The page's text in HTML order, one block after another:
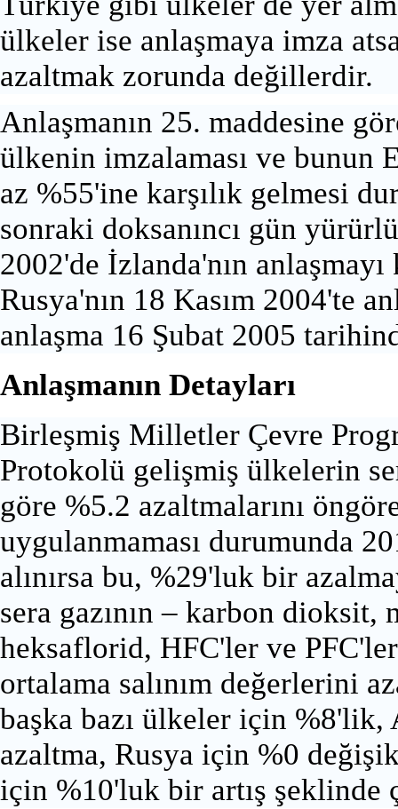
ülkeler ise anlaşmaya imza
azaltmak zorunda değillerdir.
Anlaşmanın 25. maddesine
ülkenin imzalaması ve bunun
az %55'ine karşılık gelmesi
sonraki doksanıncı gün
2002'de İzlanda'nın
Rusya'nın 18 Kasım 2004'te
anlaşma 16 Şubat 2005
Anlaşmanın Detayları
Birleşmiş Milletler Çevre
Protokolü gelişmiş ülkelerin
göre %5.2 azaltmalarını
uygulanmaması durumunda
alınırsa bu, %29'luk bir
sera gazının – karbon dioksit,
heksaflorid, HFC'ler ve
ortalama salınım değerlerini
başka bazı ülkeler için %8'lik,
azaltma, Rusya için %0
için %10'luk bir artış şeklinde